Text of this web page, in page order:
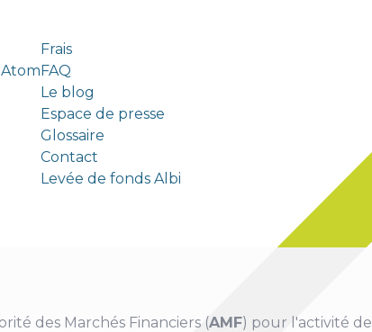
Frais
FAQ
Le blog
Espace de presse
Glossaire
Contact
Levée de fonds Albi
des Marchés Financiers (AMF) pour l'activité de